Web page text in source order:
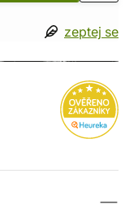
zeptej se